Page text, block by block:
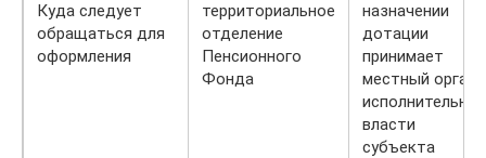
Куда следует
обращаться для
оформления
территориальное
отделение
Пенсионного
Фонда
назначении
дотации
принимает
местный орган
исполнительной
власти
субъекта